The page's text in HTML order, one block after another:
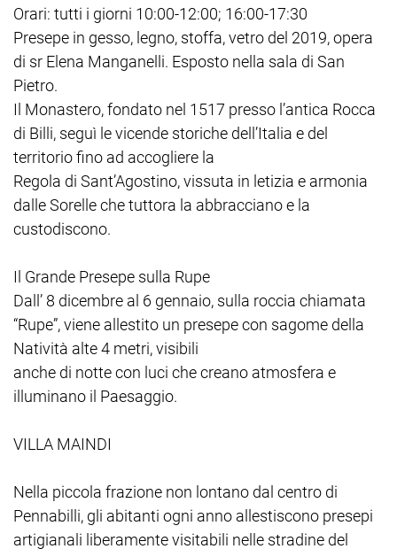
Orari: tutti i giorni 10:00-12:00; 16:00-17:30
Presepe in gesso, legno, stoffa, vetro del 2019, opera
di sr Elena Manganelli. Esposto nella sala di San
Pietro.
Il Monastero, fondato nel 1517 presso l’antica Rocca
di Billi, seguì le vicende storiche dell’Italia e del
territorio fino ad accogliere la
Regola di Sant’Agostino, vissuta in letizia e armonia
dalle Sorelle che tuttora la abbracciano e la
custodiscono.
Il Grande Presepe sulla Rupe
Dall’ 8 dicembre al 6 gennaio, sulla roccia chiamata
“Rupe”, viene allestito un presepe con sagome della
Natività alte 4 metri, visibili
anche di notte con luci che creano atmosfera e
illuminano il Paesaggio.
VILLA MAINDI
Nella piccola frazione non lontano dal centro di
Pennabilli, gli abitanti ogni anno allestiscono presepi
artigianali liberamente visitabili nelle stradine del